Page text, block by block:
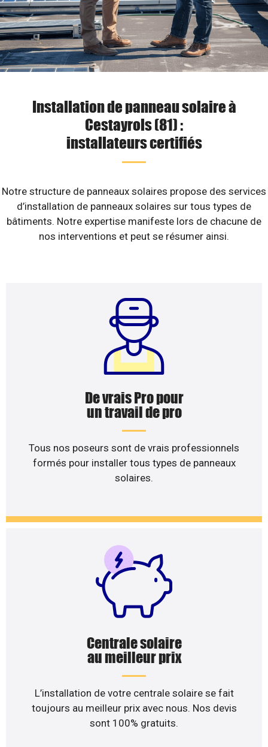
Installation de panneau solaire à
Cestayrols (81) :
installateurs certifiés
Notre structure de panneaux solaires propose des services
d’installation de panneaux solaires sur tous types de
bâtiments. Notre expertise manifeste lors de chacune de
nos interventions et peut se résumer ainsi.
De vrais Pro pour
un travail de pro
Tous nos poseurs sont de vrais professionnels
formés pour installer tous types de panneaux
solaires.
Centrale solaire
au meilleur prix
L’installation de votre centrale solaire se fait
toujours au meilleur prix avec nous. Nos devis
sont 100% gratuits.